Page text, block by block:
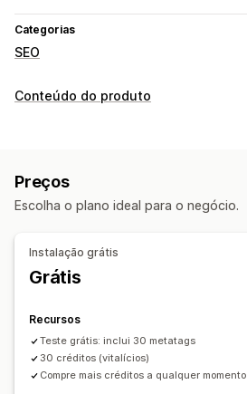
Categorias
SEO
Ferramentas de SEO
Monitoramento de desempenho
Conteúdo do produto
Posts do blog
SEO
Preços
Escolha o plano ideal para o negócio.
Instalação grátis
Grátis
Recursos
Teste grátis: inclui 30 metatags
30 créditos (vitalícios)
Compre mais créditos a qualquer momento